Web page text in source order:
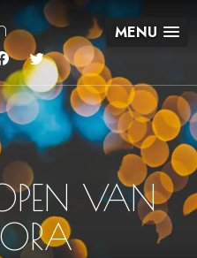
MENU
VAN